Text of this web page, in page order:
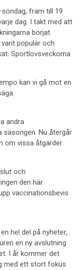
fram till 19
dag. I takt med att
börjat
populär och
Sportlovsveckorna
kan vi gå mot en
andra
säsongen. Nu återgår
om vissa åtgärder
och
den här
vaccinationsbevis
hel del på nyheter,
en ny avslutning
I år kommer det
med ett stort fokus